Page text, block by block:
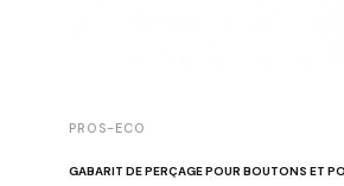
PROS-ECO
GABARIT DE PERÇAGE POUR BOUTONS ET